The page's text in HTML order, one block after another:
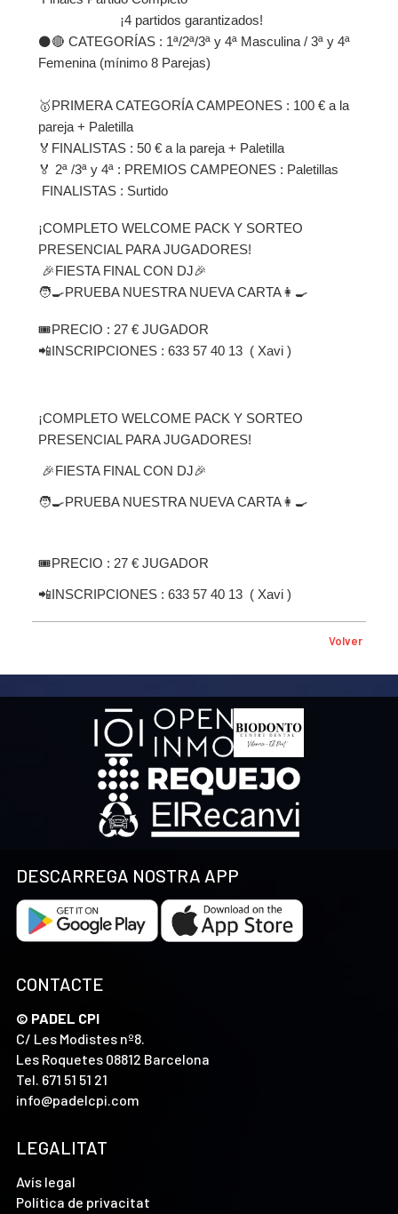
¡4 partidos garantizados!
⚫️🔴 CATEGORÍAS : 1ª/2ª/3ª y 4ª Masculina / 3ª y 4ª
Femenina (mínimo 8 Parejas)
🥇PRIMERA CATEGORÍA CAMPEONES : 100 € a la
pareja + Paletilla
🏅FINALISTAS : 50 € a la pareja + Paletilla
🏅 2ª /3ª y 4ª : PREMIOS CAMPEONES : Paletillas
FINALISTAS : Surtido
¡COMPLETO WELCOME PACK Y SORTEO
PRESENCIAL PARA JUGADORES!
🎉FIESTA FINAL CON DJ🎉
🧑‍🍳PRUEBA NUESTRA NUEVA CARTA👩‍🍳
🎟️PRECIO : 27 € JUGADOR
📲INSCRIPCIONES : 633 57 40 13 ( Xavi )
¡COMPLETO WELCOME PACK Y SORTEO
PRESENCIAL PARA JUGADORES!
🎉FIESTA FINAL CON DJ🎉
🧑‍🍳PRUEBA NUESTRA NUEVA CARTA👩‍🍳
🎟️PRECIO : 27 € JUGADOR
📲INSCRIPCIONES : 633 57 40 13 ( Xavi )
Volver
DESCARREGA NOSTRA APP
CONTACTE
© PADEL CPI
C/ Les Modistes nº8.
Les Roquetes 08812 Barcelona
Tel. 671 51 51 21
info@padelcpi.com
LEGALITAT
Avís legal
Política de privacitat